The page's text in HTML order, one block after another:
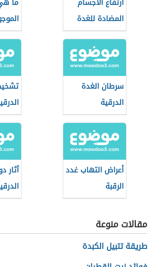
المضادة للغدة
الدرقية
الرقبة
سرطان الغدة
الدرقية
أعراض التهاب غدد
الرقبة
آثار
مقالات منوعة
طريقة تتبيل الكبدة